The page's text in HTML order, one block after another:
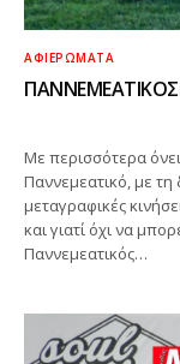
ΑΦΙΕΡΏΜΑΤΑ
Με περισσότερα
Παννεμεατικό, με τη
μεταγραφικές
και γιατί όχι να
Παννεμεατικός…